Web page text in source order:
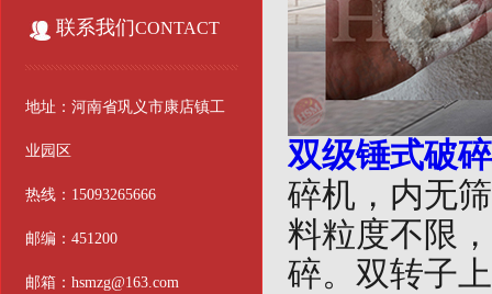
联系我们CONTACT
地址：河南省巩义市康店镇工
业园区
热线：15093265666
邮编：451200
邮箱：hsmzg@163.com
双级锤式破
碎机，内无
料粒度不限
碎。双转子